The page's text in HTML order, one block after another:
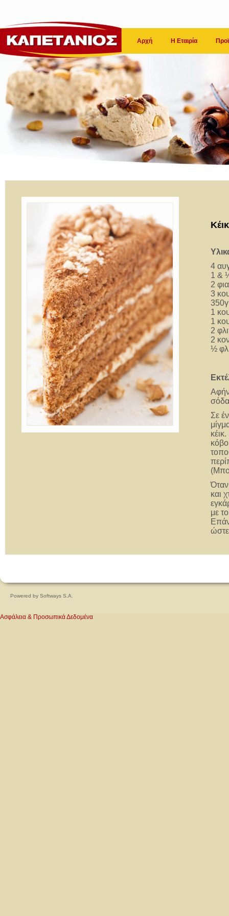
Αρχή Η Εταιρία
4
1 &
2
3
1
1
2
2
½
σόδα
Σε
και
με
Powered by Softways S.A.
Ασφάλεια & Προσωπικά Δεδομένα